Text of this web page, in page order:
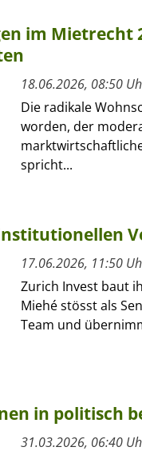
im Mietrecht
18.06.2026, 08:50
Die radikale
worden, der
spricht...
17.06.2026, 11:50
Zurich Invest baut
Miehé stösst als
Team und
in politisch
31.03.2026, 06:40